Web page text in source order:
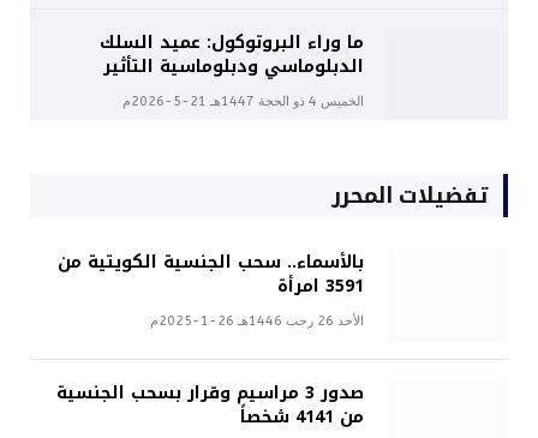
ما وراء البروتوكول: عميد السلك
الدبلوماسي ودبلوماسية التأثير
الخميس 4 ذو الحجة 1447هـ 21-5-2026م
تفضيلات المحرر
بالأسماء.. سحب الجنسية الكويتية من
3591 امرأة
الأحد 26 رجب 1446هـ 26-1-2025م
صدور 3 مراسيم وقرار بسحب الجنسية
من 4141 شخصاً